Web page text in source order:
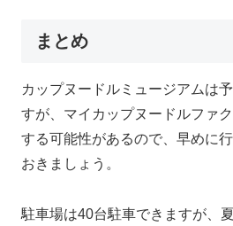
まとめ
カップヌードルミュージアムは
すが、マイカップヌードルファ
する可能性があるので、早めに
おきましょう。
駐車場は40台駐車できますが、